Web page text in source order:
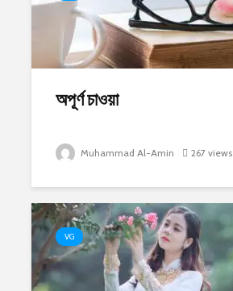
অপূর্ণ চাওয়া
Muhammad Al-Amin 267 views
VG